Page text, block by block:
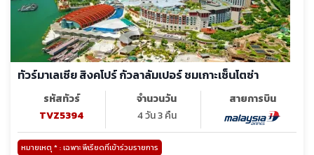
ทัวร์มาเลเซีย สิงคโปร์ กัวลาลัมเปอร์ ชมเกาะเซ็นโตซ่า
รหัสทัวร์
TVZ5394
จำนวนวัน
4 วัน 3 คืน
สายการบิน
หมายเหตุ * : เฉพาะพีเรียดที่เข้าร่วมรายการ